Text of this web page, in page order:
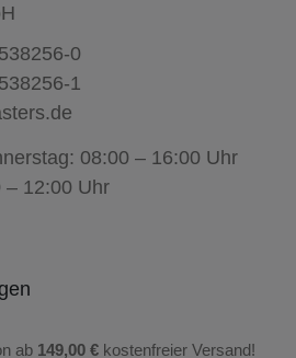
0
1
08:00 – 16:00 Uhr
– 12:00 Uhr
ab 149,00 € kostenfreier Versand!